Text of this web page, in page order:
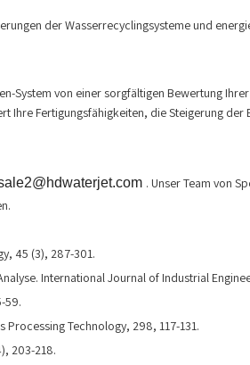
der Wasserrecyclingsysteme und
System von einer sorgfältigen Bewertung
Ihre Fertigungsfähigkeiten, die Steigerung der
. Unser Team von
45 (3), 287-301.
International Journal of Industrial
59.
Technology, 298, 117-131.
203-218.